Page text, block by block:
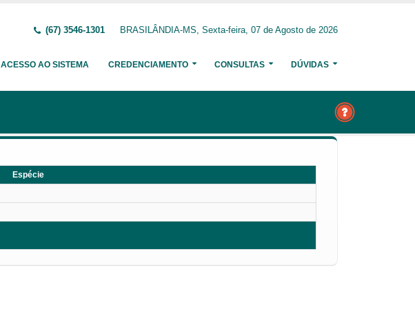
(67) 3546-1301 BRASILÂNDIA-MS, Sexta-feira, 07 de Agosto de 2026
ACESSO AO SISTEMA CREDENCIAMENTO CONSULTAS DÚVIDAS
Espécie